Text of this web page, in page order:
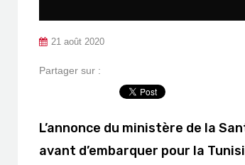
21 août 2020
Partager sur :
L’annonce du ministère de la
avant d’embarquer pour la